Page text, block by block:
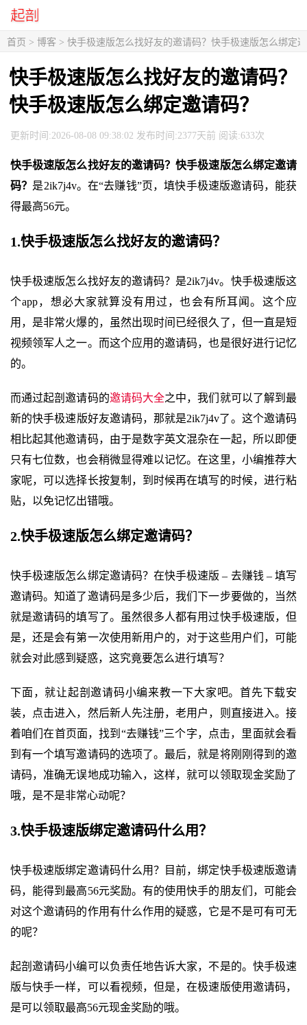
首页 > 博客 > 快手极速版怎么找好友的邀请码？快手极速版怎么绑定
快手极速版怎么找好友的邀请码？
快手极速版怎么绑定邀请码？
更新时间:2026-08-08 09:38:02 发布时间:2377天前 阅读:633次
快手极速版怎么找好友的邀请码？快手极速版怎么绑定邀请
码？ 是2ik7j4v。在“去赚钱”页，填快手极速版邀请码，能获
得最高56元。
1.快手极速版怎么找好友的邀请码？
快手极速版怎么找好友的邀请码？是2ik7j4v。快手极速版这
个app，想必大家就算没有用过，也会有所耳闻。这个应
用，是非常火爆的，虽然出现时间已经很久了，但一直是短
视频领军人之一。而这个应用的邀请码，也是很好进行记忆
的。
而通过起剖邀请码的邀请码大全之中，我们就可以了解到最
新的快手极速版好友邀请码，那就是2ik7j4v了。这个邀请码
相比起其他邀请码，由于是数字英文混杂在一起，所以即便
只有七位数，也会稍微显得难以记忆。在这里，小编推荐大
家呢，可以选择长按复制，到时候再在填写的时候，进行粘
贴，以免记忆出错哦。
2.快手极速版怎么绑定邀请码？
快手极速版怎么绑定邀请码？在快手极速版 – 去赚钱 – 填写
邀请码。知道了邀请码是多少后，我们下一步要做的，当然
就是邀请码的填写了。虽然很多人都有用过快手极速版，但
是，还是会有第一次使用新用户的，对于这些用户们，可能
就会对此感到疑惑，这究竟要怎么进行填写？
下面，就让起剖邀请码小编来教一下大家吧。首先下载安
装，点击进入，然后新人先注册，老用户，则直接进入。接
着咱们在首页面，找到“去赚钱”三个字，点击，里面就会看
到有一个填写邀请码的选项了。最后，就是将刚刚得到的邀
请码，准确无误地成功输入，这样，就可以领取现金奖励了
哦，是不是非常心动呢？
3.快手极速版绑定邀请码什么用？
快手极速版绑定邀请码什么用？目前，绑定快手极速版邀请
码，能得到最高56元奖励。有的使用快手的朋友们，可能会
对这个邀请码的作用有什么作用的疑惑，它是不是可有可无
的呢？
起剖邀请码小编可以负责任地告诉大家，不是的。快手极速
版与快手一样，可以看视频，但是，在极速版使用邀请码，
是可以领取最高56元现金奖励的哦。